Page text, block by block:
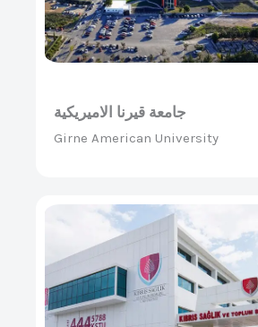
جامعة قيرنا الاميريكية
Girne American University